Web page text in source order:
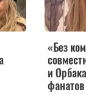
«Без
и
фанатов